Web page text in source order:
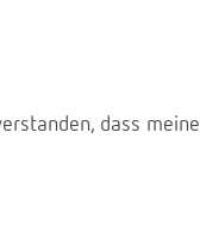
dass meine